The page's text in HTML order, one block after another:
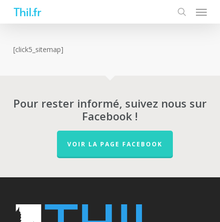
Thil.fr
[click5_sitemap]
Pour rester informé, suivez nous sur
Facebook !
VOIR LA PAGE FACEBOOK